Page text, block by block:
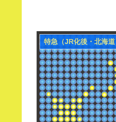
特急（JR化後・北海道